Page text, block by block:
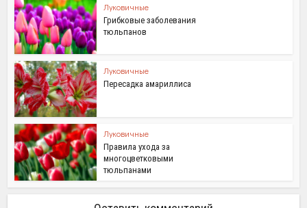
Луковичные
Грибковые заболевания
тюльпанов
Луковичные
Пересадка амариллиса
Луковичные
Правила ухода за
многоцветковыми
тюльпанами